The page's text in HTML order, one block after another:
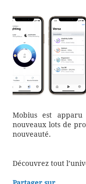
Mobius est
nouveaux lots de
nouveauté.
Découvrez tout